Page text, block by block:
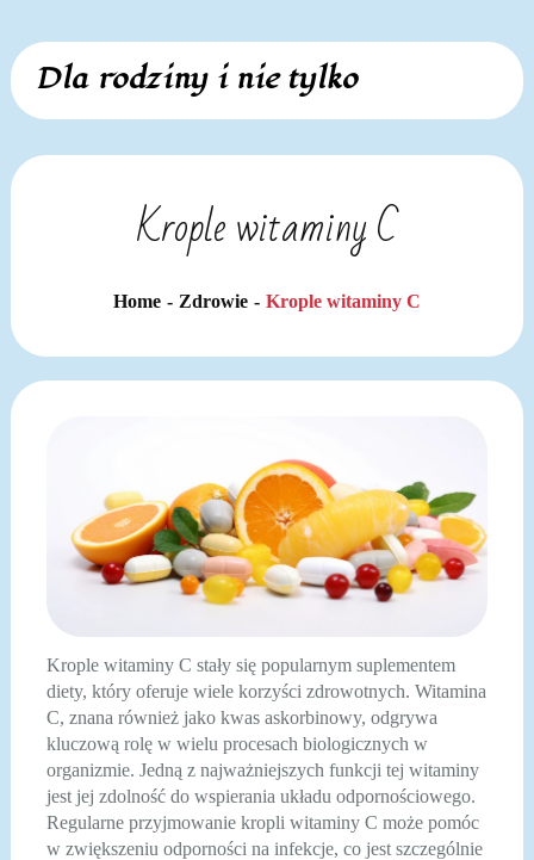
Skip
content
Dla rodziny i nie tylko
Krople witaminy C
Home Zdrowie Krople witaminy C
Krople witaminy C stały się popularnym suplementem
diety, który oferuje wiele korzyści zdrowotnych. Witamina
C, znana również jako kwas askorbinowy, odgrywa
kluczową rolę w wielu procesach biologicznych w
organizmie. Jedną z najważniejszych funkcji tej witaminy
jest jej zdolność do wspierania układu odpornościowego.
Regularne przyjmowanie kropli witaminy C może pomóc
w zwiększeniu odporności na infekcje, co jest szczególnie